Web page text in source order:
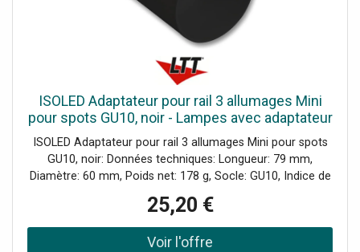
existantes ainsi que pour les nouvelles installations.>
ISOLED Adaptateur pour rail 3 allumages Mini
pour spots GU10, noir - Lampes avec adaptateur
triphasé 230V
ISOLED Adaptateur pour rail 3 allumages Mini pour spots
GU10, noir: Données techniques: Longueur: 79 mm,
Diamètre: 60 mm, Poids net: 178 g, Socle: GU10, Indice de
incl.: Non, Particularités: douille GU10 incluse, convient à
tous les spots avec douille GU10 de la gamme ISOLED,
livré sans ampoule
25,20 €